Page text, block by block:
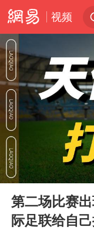
视频
Play
00:00
第二场比赛
际足联给自